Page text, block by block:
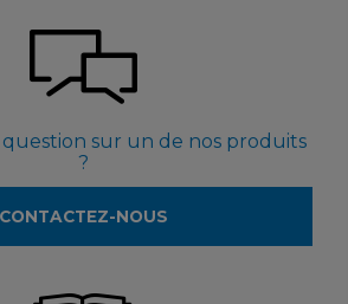
question sur un de nos produits
?
CONTACTEZ-NOUS